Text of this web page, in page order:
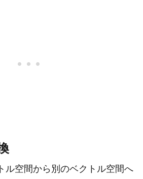
ル空間から別のベクトル空間へ